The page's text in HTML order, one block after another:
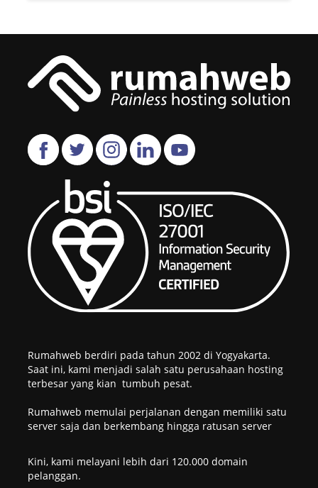
Rumahweb berdiri pada tahun 2002 di Yogyakarta.
Saat ini, kami menjadi salah satu perusahaan hosting
terbesar yang kian tumbuh pesat.
Rumahweb memulai perjalanan dengan memiliki satu
server saja dan berkembang hingga ratusan server
Kini, kami melayani lebih dari 120.000 domain
pelanggan.